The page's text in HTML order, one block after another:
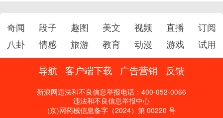
奇闻 段子 趣图 美文 视频 直播
订阅
八卦
情感 旅游 教育 动漫 游戏 试用
导航 客户端下载 广告营销 反馈
新浪网违法和不良信息举报电话：400-052-0066
违法和不良信息举报中心
(京)网药械信息备字（2024）第 00220 号